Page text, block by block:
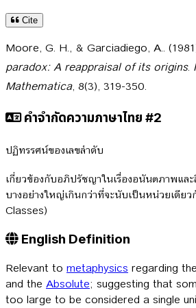
Cite
Moore, G. H., & Garciadiego, A..
paradox: A reappraisal of its origins.
Mathematica, 8(3), 319-350.
คำจำกัดความภาษาไทย #2
ปฏิทรรศน์ของเลขลำดับ
เกี่ยวข้องกับอภิปรัชญาในเรื่องอนันตภาพแ
บางอย่างใหญ่เกินกว่าที่จะนับเป็นหน่วยเดีย
Classes)
English Definition
Relevant to metaphysics regarding the
and the Absolute; suggesting that
too large to be considered a single